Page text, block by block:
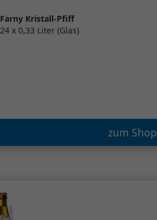
Farny Kristall-Pfiff
24 x 0,33 Liter (Glas)
zum Shop